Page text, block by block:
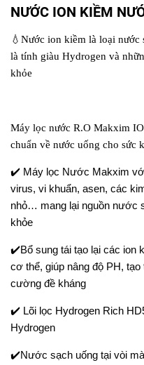
NƯỚC ION KIỀM
💧 Nước ion kiềm là loại nước
là tính giàu Hydrogen và
khỏe
Máy lọc nước R.O Makxim
chuẩn về nước uống cho sức
✔️ Máy lọc Nước Makxim v
virus, vi khuẩn, asen, các
nhỏ… mang lại nguồn nước
khỏe
✔️Bổ sung tái tạo lại các ion
cơ thể, giúp nâng độ PH,
cường đề kháng
✔️ Lõi lọc Hydrogen Rich
Hydrogen
✔️Nước sạch uống tại vòi